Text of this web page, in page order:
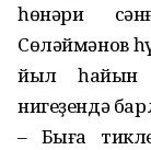
һөнәри
Сөләймәнов
йыл һайын
нигеҙендә
– Быға